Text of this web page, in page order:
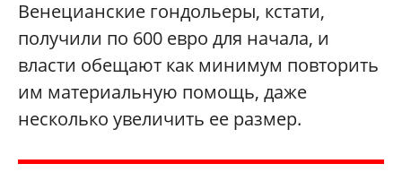
Венецианские гондольеры, кстати,
получили по 600 евро для начала, и
власти обещают как минимум повторить
им материальную помощь, даже
несколько увеличить ее размер.